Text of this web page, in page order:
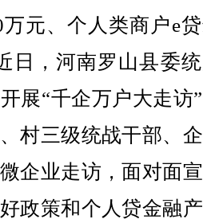
元、个人类商户e
，河南罗山县委
展“千企万户大走访
村三级统战干部、
企业走访，面对面
政策和个人贷金融